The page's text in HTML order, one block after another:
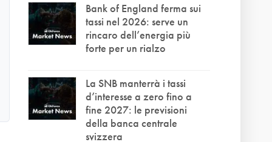
Bank of England ferma sui
tassi nel 2026: serve un
rincaro dell’energia più
forte per un rialzo
La SNB manterrà i tassi
d’interesse a zero fino a
fine 2027: le previsioni
della banca centrale
svizzera